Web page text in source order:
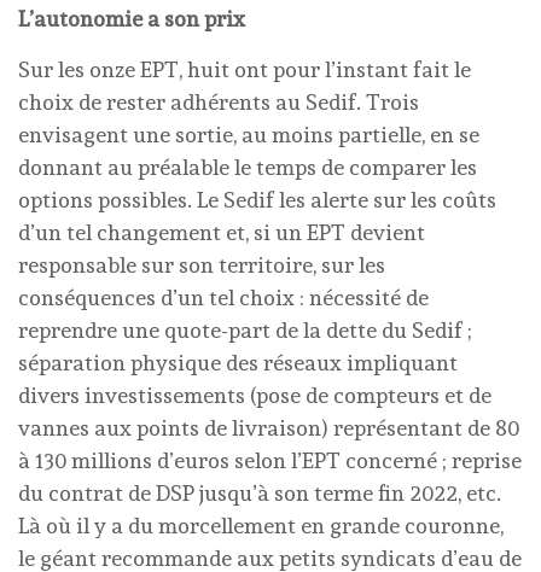
L’autonomie a son prix
Sur les onze EPT, huit ont pour l’instant fait le
choix de rester adhérents au Sedif. Trois
envisagent une sortie, au moins partielle, en se
donnant au préalable le temps de comparer les
options possibles. Le Sedif les alerte sur les coûts
d’un tel changement et, si un EPT devient
responsable sur son territoire, sur les
conséquences d’un tel choix : nécessité de
reprendre une quote-part de la dette du Sedif ;
séparation physique des réseaux impliquant
divers investissements (pose de compteurs et de
vannes aux points de livraison) représentant de 80
à 130 millions d’euros selon l’EPT concerné ; reprise
du contrat de DSP jusqu’à son terme fin 2022, etc.
Là où il y a du morcellement en grande couronne,
le géant recommande aux petits syndicats d’eau de